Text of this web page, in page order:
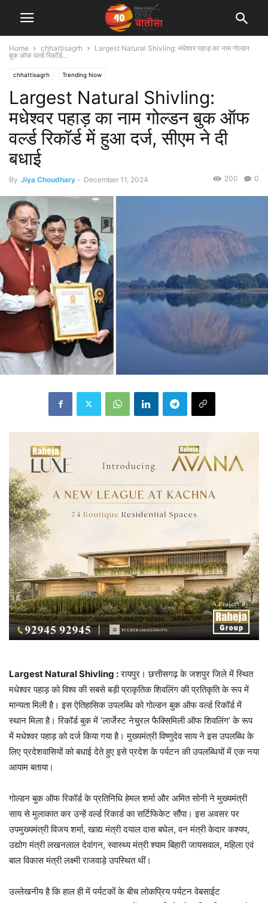
Home chhattisagrh
Largest Natural Shivling: मधेश्वर पहाड़ का नाम गोल्डन
बुक ऑफ वर्ल्ड रिकॉर्ड...
chhattisagrh Trending Now
Largest Natural Shivling:
मधेश्वर पहाड़ का नाम गोल्डन बुक ऑफ
वर्ल्ड रिकॉर्ड में हुआ दर्ज, सीएम ने दी
बधाई
By Jiya Choudhary - December 11, 2024 0
200
Largest Natural Shivling :रायपुर। छत्तीसगढ़ के जशपुर जिले में स्थित
मधेश्वर पहाड़ को विश्व की सबसे बड़ी प्राकृतिक शिवलिंग की प्रतिकृति के रूप में
मान्यता मिली है। इस ऐतिहासिक उपलब्धि को गोल्डन बुक ऑफ वर्ल्ड रिकॉर्ड में
स्थान मिला है। रिकॉर्ड बुक में ’लार्जेस्ट नेचुरल फैक्सिमिली ऑफ शिवलिंग’ के रूप
में मधेश्वर पहाड़ को दर्ज किया गया है। मुख्यमंत्री विष्णुदेव साय ने इस उपलब्धि के
लिए प्रदेशवासियों को बधाई देते हुए इसे प्रदेश के पर्यटन की उपलब्धियों में एक नया
आयाम बताया।
गोल्डन बुक ऑफ रिकॉर्ड के प्रतिनिधि हेमल शर्मा और अमित सोनी ने मुख्यमंत्री
साय से मुलाकात कर उन्हें वर्ल्ड रिकार्ड का सर्टिफिकेट सौंपा। इस अवसर पर
उपमुख्यमंत्री विजय शर्मा, खाद्य मंत्री दयाल दास बघेल, वन मंत्री केदार कश्यप,
उद्योग मंत्री लखनलाल देवांगन, स्वास्थ्य मंत्री श्याम बिहारी जायसवाल, महिला एवं
बाल विकास मंत्री लक्ष्मी राजवाड़े उपस्थित थीं।
उल्लेखनीय है कि हाल ही में पर्यटकों के बीच लोकप्रिय पर्यटन वेबसाईट